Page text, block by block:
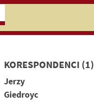
zasadniczej
KORESPONDENCI (1)
Jerzy
Giedroyc